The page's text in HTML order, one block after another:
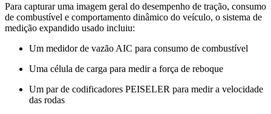
Para capturar uma imagem geral do desempenho de tração, consumo
de combustível e comportamento dinâmico do veículo, o sistema de
medição expandido usado incluiu:
Um medidor de vazão AIC para consumo de combustível
Uma célula de carga para medir a força de reboque
Um par de codificadores PEISELER para medir a velocidade
das rodas